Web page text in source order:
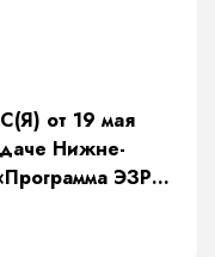
от 19 мая
Нижне-
ЭЗР